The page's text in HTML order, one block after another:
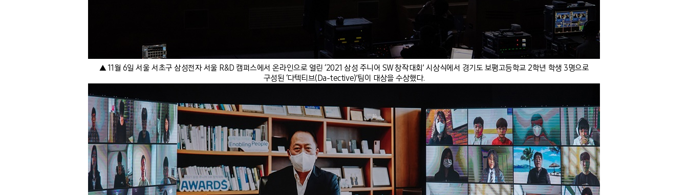
▲ 11월 6일 서울 서초구 삼성전자 서울 R&D 캠퍼스에서 온라인으로 열린 ‘2021 삼성 주니어 SW 창작대회’ 시상식에서 경기도 보평고등학교 2학년 학생 3명으로
구성된 ‘다텍티브(Da-tective)’팀이 대상을 수상했다.